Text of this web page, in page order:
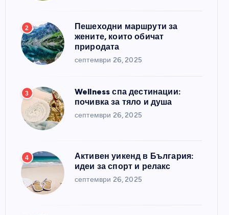
2
Пешеходни маршрути за
жените, които обичат
природата
септември 26, 2025
3
Wellness спа дестинации:
почивка за тяло и душа
септември 26, 2025
4
Активен уикенд в България:
идеи за спорт и релакс
септември 26, 2025